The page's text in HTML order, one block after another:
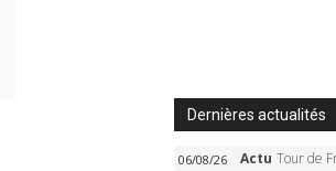
Dernières actualités
06/08/26 Actu Tour de France